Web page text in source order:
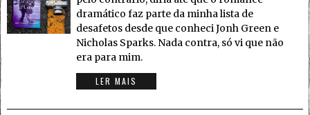
dramático faz parte da minha lista de
desafetos desde que conheci Jonh Green e
Nicholas Sparks. Nada contra, só vi que não
era para mim.
LER MAIS